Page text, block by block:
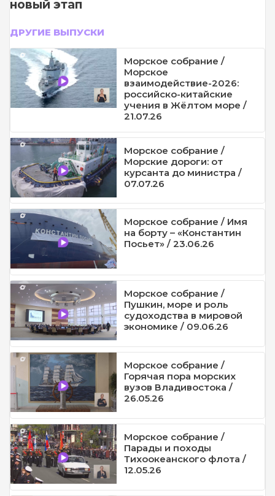
новый этап
ДРУГИЕ ВЫПУСКИ
Морское собрание /
Морское
взаимодействие-2026:
российско-китайские
учения в Жёлтом море /
21.07.26
Морское собрание /
Морские дороги: от
курсанта до министра /
07.07.26
Морское собрание / Имя
на борту – «Константин
Посьет» / 23.06.26
Морское собрание /
Пушкин, море и роль
судоходства в мировой
экономике / 09.06.26
Морское собрание /
Горячая пора морских
вузов Владивостока /
26.05.26
Морское собрание /
Парады и походы
Тихоокеанского флота /
12.05.26